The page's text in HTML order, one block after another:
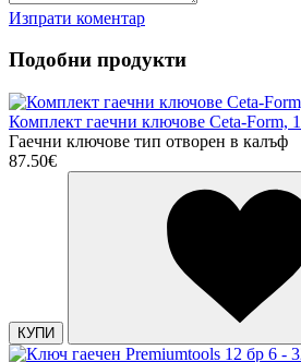
Изпрати коментар
Подобни продукти
Комплект гаечни ключове Ceta-Form,
Гаечни ключове тип отворен в калъф
87.50€
КУПИ